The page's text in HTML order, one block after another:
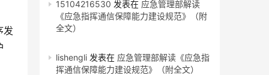
发
15104216530 发表在 应急管理部解读
《应急指挥通信保障能力建设规范》（附
全文）
lishengli 发表在 应急管理部解读《应急指
挥通信保障能力建设规范》（附全文）